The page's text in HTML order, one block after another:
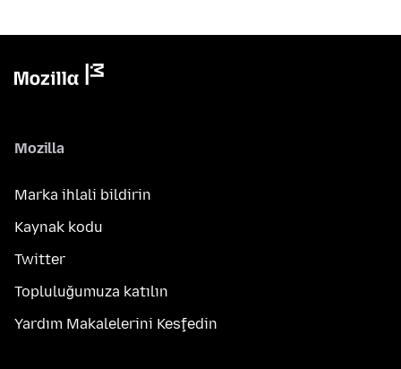
Mozilla
Marka ihlali bildirin
Kaynak kodu
Twitter
Topluluğumuza katılın
Yardım Makalelerini Keşfedin